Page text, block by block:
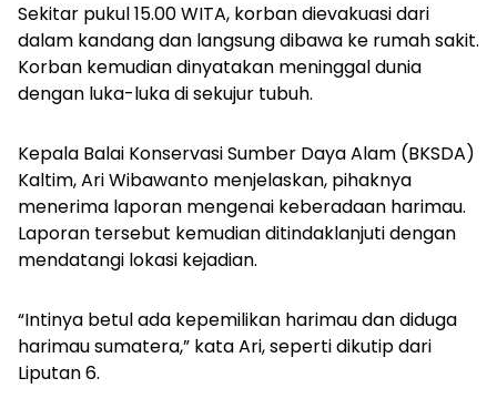
Sekitar pukul 15.00 WITA, korban dievakuasi dari
dalam kandang dan langsung dibawa ke rumah sakit.
Korban kemudian dinyatakan meninggal dunia
dengan luka-luka di sekujur tubuh.
Kepala Balai Konservasi Sumber Daya Alam (BKSDA)
Kaltim, Ari Wibawanto menjelaskan, pihaknya
menerima laporan mengenai keberadaan harimau.
Laporan tersebut kemudian ditindaklanjuti dengan
mendatangi lokasi kejadian.
“Intinya betul ada kepemilikan harimau dan diduga
harimau sumatera,” kata Ari, seperti dikutip dari
Liputan 6.